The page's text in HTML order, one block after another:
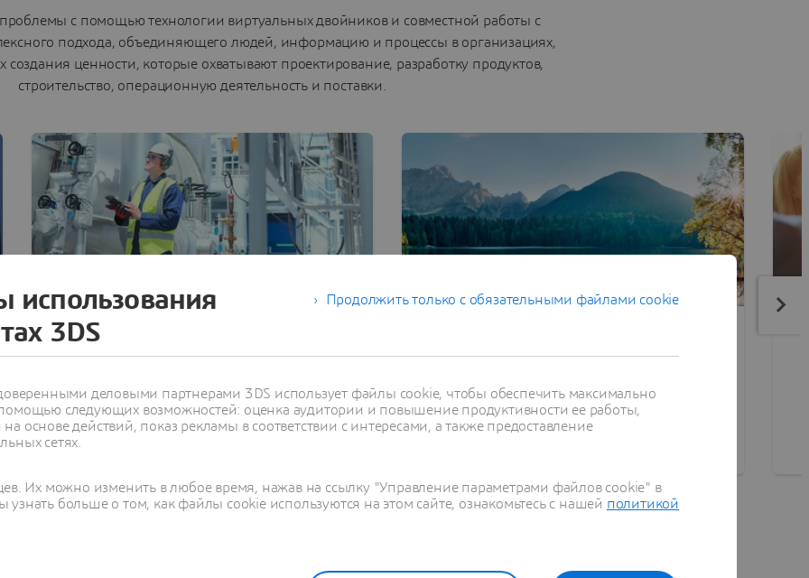
с помощью технологии виртуальных двойников и совместной работы с
подхода, объединяющего людей, информацию и процессы в организациях,
создания ценности, которые охватывают проектирование, разработку продуктов,
строительство, операционную деятельность и поставки.
Риски для здоровья, безопасности
отслеживаемость и нормативно-правовое
соответствие для нейтрализации
надвигающихся угроз
эффективности и минимизация
воздействия на окружающую среду
Продолжить только с обязательными файлами cookie
использования
3DS
деловыми партнерами 3DS использует файлы cookie, чтобы обеспечить максимально
следующих возможностей: оценка аудитории и повышение продуктивности ее работы,
основе действий, показ рекламы в соответствии с интересами, а также предоставление
сетях.
Их можно изменить в любое время, нажав на ссылку "Управление параметрами файлов cookie" в
больше о том, как файлы cookie используются на этом сайте, ознакомьтесь с нашей политикой